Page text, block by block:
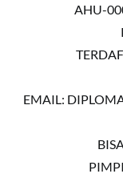
AHU-
EMAIL: